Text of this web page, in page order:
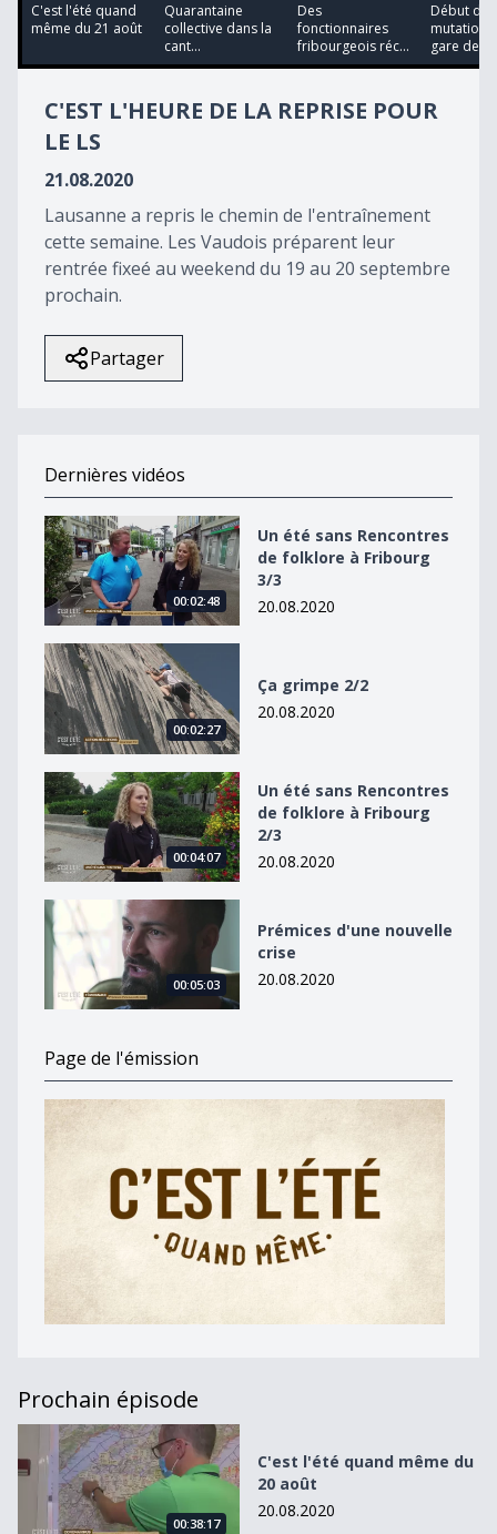
38
minutes,
seconds
C'est l'été quand
même du 21 août
Quarantaine
collective dans la
cant...
Des
fonctionnaires
fribourgeois réc...
Début de
mutation
gare de...
C'EST L'HEURE DE LA REPRISE POUR
LE LS
21.08.2020
Lausanne a repris le chemin de l'entraînement
cette semaine. Les Vaudois préparent leur
rentrée fixeé au weekend du 19 au 20 septembre
prochain.
Partager
Dernières vidéos
Un été sans Rencontres de folklore à Fribourg 3/3
00:02:48
Un été sans Rencontres
de folklore à Fribourg
3/3
20.08.2020
Ça grimpe 2/2
00:02:27
Ça grimpe 2/2
20.08.2020
Un été sans Rencontres de folklore à Fribourg 2/3
00:04:07
Un été sans Rencontres
de folklore à Fribourg
2/3
20.08.2020
Prémices d&#039;une nouvelle crise
00:05:03
Prémices d'une nouvelle
crise
20.08.2020
Page de l'émission
Prochain épisode
C&#039;est l&#039;été quand même du 20 août
00:38:17
C'est l'été quand même du
20 août
20.08.2020